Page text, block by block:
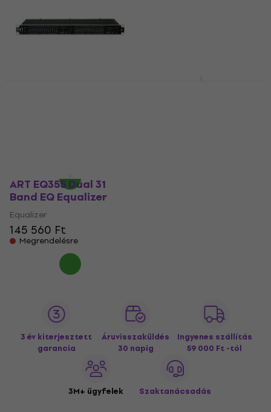
ART EQ355 Dual 31
Band EQ Equalizer
Equalizer
145 560 Ft
Megrendelésre
3 év kiterjesztett
garancia
Áruvisszaküldés
30 napig
Ingyenes szállítás
59 000 Ft -tól
3M+ ügyfelek Szaktanácsadás